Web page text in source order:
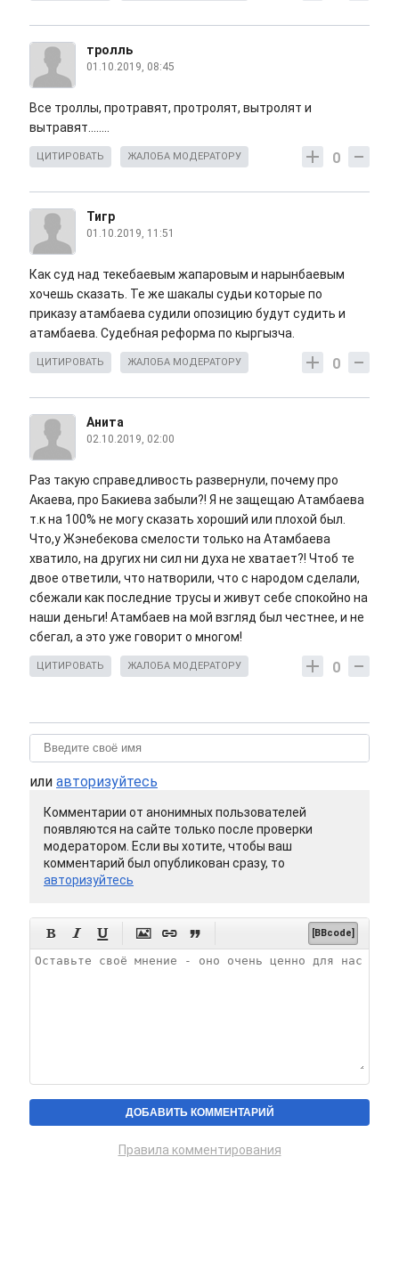
тролль
01.10.2019, 08:45
Все троллы, протравят, протролят, вытролят и
вытравят........
0
ЦИТИРОВАТЬ ЖАЛОБА МОДЕРАТОРУ
Тигр
01.10.2019, 11:51
Как суд над текебаевым жапаровым и нарынбаевым
хочешь сказать. Те же шакалы судьи которые по
приказу атамбаева судили опозицию будут судить и
атамбаева. Судебная реформа по кыргызча.
0
ЦИТИРОВАТЬ ЖАЛОБА МОДЕРАТОРУ
Анита
02.10.2019, 02:00
Раз такую справедливость развернули, почему про
Акаева, про Бакиева забыли?! Я не защещаю Атамбаева
т.к на 100% не могу сказать хороший или плохой был.
Что,у Жэнебекова смелости только на Атамбаева
хватило, на других ни сил ни духа не хватает?! Чтоб те
двое ответили, что натворили, что с народом сделали,
сбежали как последние трусы и живут себе спокойно на
наши деньги! Атамбаев на мой взгляд был честнее, и не
сбегал, а это уже говорит о многом!
0
ЦИТИРОВАТЬ ЖАЛОБА МОДЕРАТОРУ
или авторизуйтесь
Комментарии от анонимных пользователей
появляются на сайте только после проверки
модератором. Если вы хотите, чтобы ваш
комментарий был опубликован сразу, то
авторизуйтесь
      [BBcode]
Правила комментирования